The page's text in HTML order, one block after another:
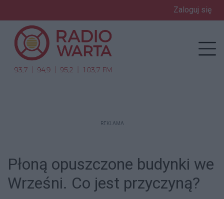
Zaloguj się
REKLAMA
Płoną opuszczone budynki we
Wrześni. Co jest przyczyną?